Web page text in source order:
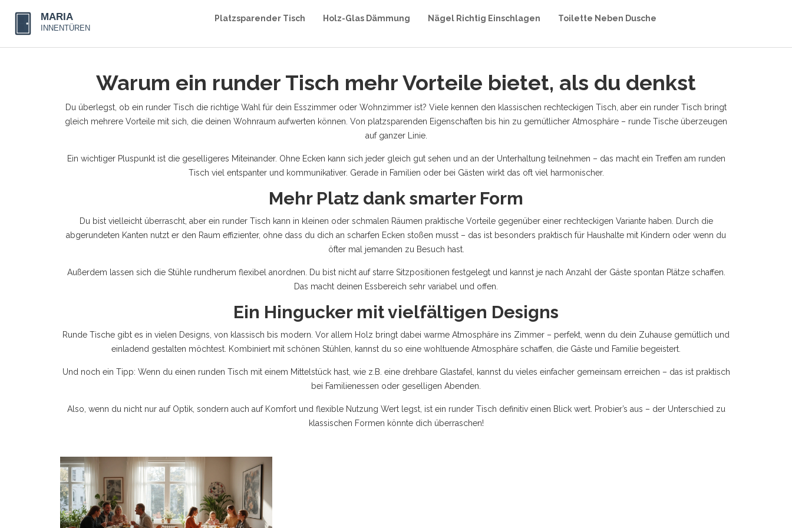
Platzsparender Tisch Holz-Glas Dämmung Nägel Richtig Einschlagen Toilette Neben Dusche
Warum ein runder Tisch mehr Vorteile bietet, als du denkst
Du überlegst, ob ein runder Tisch die richtige Wahl für dein Esszimmer oder Wohnzimmer ist? Viele kennen den klassischen rechteckigen Tisch, aber ein runder Tisch bringt
gleich mehrere Vorteile mit sich, die deinen Wohnraum aufwerten können. Von platzsparenden Eigenschaften bis hin zu gemütlicher Atmosphäre – runde Tische überzeugen
auf ganzer Linie.
Ein wichtiger Pluspunkt ist die geselligeres Miteinander. Ohne Ecken kann sich jeder gleich gut sehen und an der Unterhaltung teilnehmen – das macht ein Treffen am runden
Tisch viel entspanter und kommunikativer. Gerade in Familien oder bei Gästen wirkt das oft viel harmonischer.
Mehr Platz dank smarter Form
Du bist vielleicht überrascht, aber ein runder Tisch kann in kleinen oder schmalen Räumen praktische Vorteile gegenüber einer rechteckigen Variante haben. Durch die
abgerundeten Kanten nutzt er den Raum effizienter, ohne dass du dich an scharfen Ecken stoßen musst – das ist besonders praktisch für Haushalte mit Kindern oder wenn du
öfter mal jemanden zu Besuch hast.
Außerdem lassen sich die Stühle rundherum flexibel anordnen. Du bist nicht auf starre Sitzpositionen festgelegt und kannst je nach Anzahl der Gäste spontan Plätze schaffen.
Das macht deinen Essbereich sehr variabel und offen.
Ein Hingucker mit vielfältigen Designs
Runde Tische gibt es in vielen Designs, von klassisch bis modern. Vor allem Holz bringt dabei warme Atmosphäre ins Zimmer – perfekt, wenn du dein Zuhause gemütlich und
einladend gestalten möchtest. Kombiniert mit schönen Stühlen, kannst du so eine wohltuende Atmosphäre schaffen, die Gäste und Familie begeistert.
Und noch ein Tipp: Wenn du einen runden Tisch mit einem Mittelstück hast, wie z.B. eine drehbare Glastafel, kannst du vieles einfacher gemeinsam erreichen – das ist praktisch
bei Familienessen oder geselligen Abenden.
Also, wenn du nicht nur auf Optik, sondern auch auf Komfort und flexible Nutzung Wert legst, ist ein runder Tisch definitiv einen Blick wert. Probier’s aus – der Unterschied zu
klassischen Formen könnte dich überraschen!